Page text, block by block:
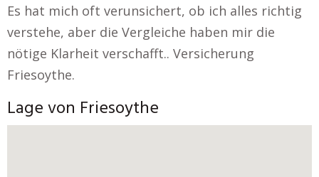
Es hat mich oft verunsichert, ob ich alles richtig
verstehe, aber die Vergleiche haben mir die
nötige Klarheit verschafft.. Versicherung
Friesoythe.
Lage von Friesoythe